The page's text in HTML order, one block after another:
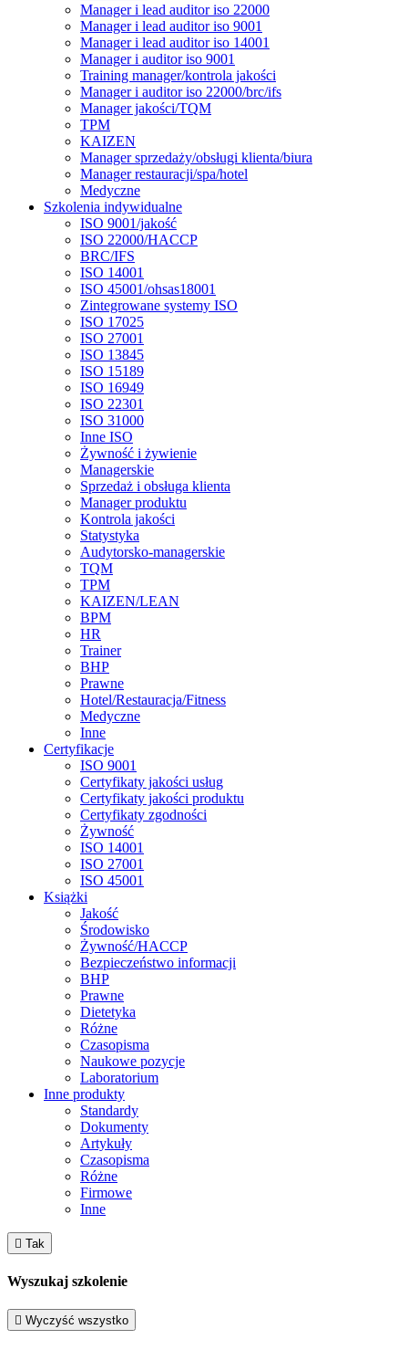
Manager i lead auditor iso 22000
Manager i lead auditor iso 9001
Manager i lead auditor iso 14001
Manager i auditor iso 9001
Training manager/kontrola jakości
Manager i auditor iso 22000/brc/ifs
Manager jakości/TQM
TPM
KAIZEN
Manager sprzedaży/obsługi klienta/biura
Manager restauracji/spa/hotel
Medyczne
Szkolenia indywidualne
ISO 9001/jakość
ISO 22000/HACCP
BRC/IFS
ISO 14001
ISO 45001/ohsas18001
Zintegrowane systemy ISO
ISO 17025
ISO 27001
ISO 13845
ISO 15189
ISO 16949
ISO 22301
ISO 31000
Inne ISO
Żywność i żywienie
Managerskie
Sprzedaż i obsługa klienta
Manager produktu
Kontrola jakości
Statystyka
Audytorsko-managerskie
TQM
TPM
KAIZEN/LEAN
BPM
HR
Trainer
BHP
Prawne
Hotel/Restauracja/Fitness
Medyczne
Inne
Certyfikacje
ISO 9001
Certyfikaty jakości usług
Certyfikaty jakości produktu
Certyfikaty zgodności
Żywność
ISO 14001
ISO 27001
ISO 45001
Książki
Jakość
Środowisko
Żywność/HACCP
Bezpieczeństwo informacji
BHP
Prawne
Dietetyka
Różne
Czasopisma
Naukowe pozycje
Laboratorium
Inne produkty
Standardy
Dokumenty
Artykuły
Czasopisma
Różne
Firmowe
Inne
 Tak
Wyszukaj szkolenie
 Wyczyść wszystko